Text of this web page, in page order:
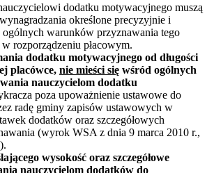
dodatku motywacyjnego muszą
określone precyzyjnie i
warunków przyznawania tego
rozporządzeniu płacowym.
dodatku motywacyjnego od długości
placówce, nie mieści się wśród ogólnych
nauczycielom dodatku
poza upoważnienie ustawowe do
radę gminy zapisów ustawowych w
dodatków oraz szczegółowych
(wyrok WSA z dnia 9 marca 2010 r.,
wysokość oraz szczegółowe
nauczycielom dodatków do